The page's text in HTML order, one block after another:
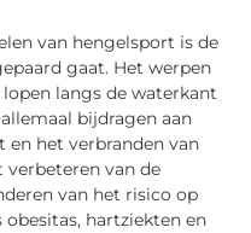
van hengelsport is de
gaat. Het werpen
langs de waterkant
bijdragen aan
en het verbranden van
verbeteren van de
van het risico op
hartziekten en